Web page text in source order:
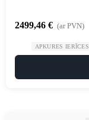
2499,46 € (ar PVN)
APKURES IERĪCES